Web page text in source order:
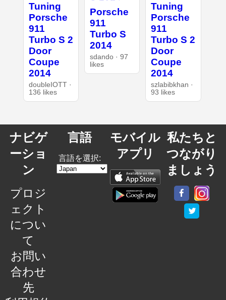
Tuning
Porsche
911
Turbo S 2
Door
Coupe
2014
doubleIOTT ·
136 likes
Porsche
911
Turbo S
2014
sdando · 97
likes
Tuning
Porsche
911
Turbo S 2
Door
Coupe
2014
szlabibkhan ·
93 likes
ナビゲ
ーショ
ン
プロジ
ェクト
につい
て
お問い
合わせ
先
言語
言語を選択:
モバイル
アプリ
私たちと
つながり
ましょう